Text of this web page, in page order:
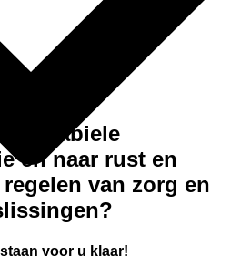
stabiele
en naar rust en
van zorg en
voor u klaar!